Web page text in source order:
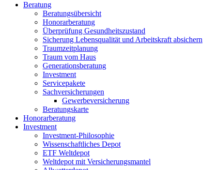
Beratung
Beratungsübersicht
Honorarberatung
Überprüfung Gesundheitszustand
Sicherung Lebensqualität und Arbeitskraft absichern
Traumzeitplanung
Traum vom Haus
Generationsberatung
Investment
Servicepakete
Sachversicherungen
Gewerbeversicherung
Beratungskarte
Honorarberatung
Investment
Investment-Philosophie
Wissenschaftliches Depot
ETF Weltdepot
Weltdepot mit Versicherungsmantel